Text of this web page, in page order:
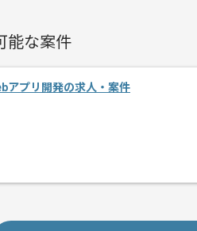
れまでのご経験を活かしてご活躍いた
数案件を保有している企業ですので、
能な案件
アプリ開発の求人・案件